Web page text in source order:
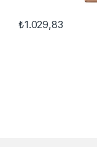
₺1.029,83